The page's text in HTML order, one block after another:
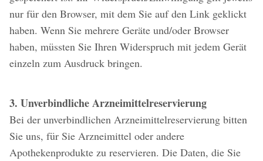
nur für den Browser, mit dem Sie auf den Link geklickt
haben. Wenn Sie mehrere Geräte und/oder Browser
haben, müssten Sie Ihren Widerspruch mit jedem Gerät
einzeln zum Ausdruck bringen.
3. Unverbindliche Arzneimittelreservierung
Bei der unverbindlichen Arzneimittelreservierung bitten
Sie uns, für Sie Arzneimittel oder andere
Apothekenprodukte zu reservieren. Die Daten, die Sie